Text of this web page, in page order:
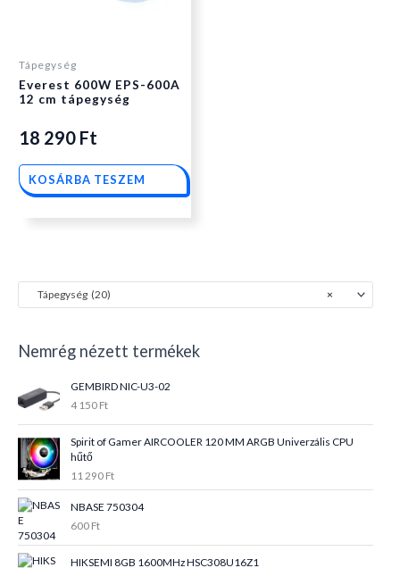
×
Tápegység (20)
Nemrég nézett termékek
GEMBIRD NIC-U3-02
4 150 Ft
Spirit of Gamer AIRCOOLER 120 MM ARGB Univerzális CPU
hűtő
11 290 Ft
NBASE 750304
600 Ft
HIKSEMI 8GB 1600MHz HSC308U16Z1
Tápegység
Everest 600W EPS-600A
12 cm tápegység
18 290 Ft
KOSÁRBA TESZEM